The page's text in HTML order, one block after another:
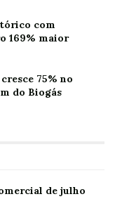
indicadores
e de governança.
imagem
o aumento da
onshore,
sobre
com
169% maior
75% no
do Biogás
de julho